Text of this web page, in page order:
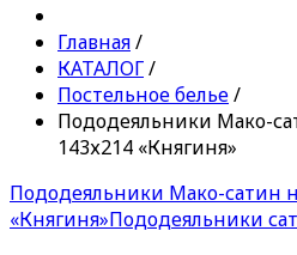
Главная/
КАТАЛОГ/
Постельное белье/
Пододеяльники Мако-
143х214 «Княгиня»
Пододеяльники Мако-сатин
«Княгиня»Пододеяльники